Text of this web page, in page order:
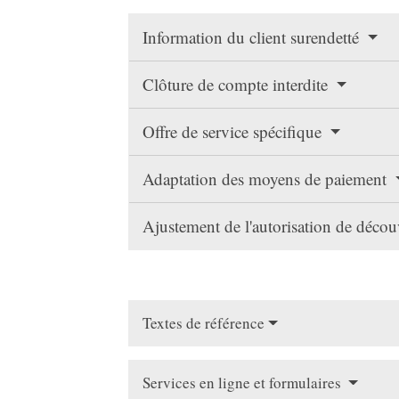
Information du client surendetté
Clôture de compte interdite
Offre de service spécifique
Adaptation des moyens de paiement
Ajustement de l'autorisation de
Textes de référence
Services en ligne et formulaires